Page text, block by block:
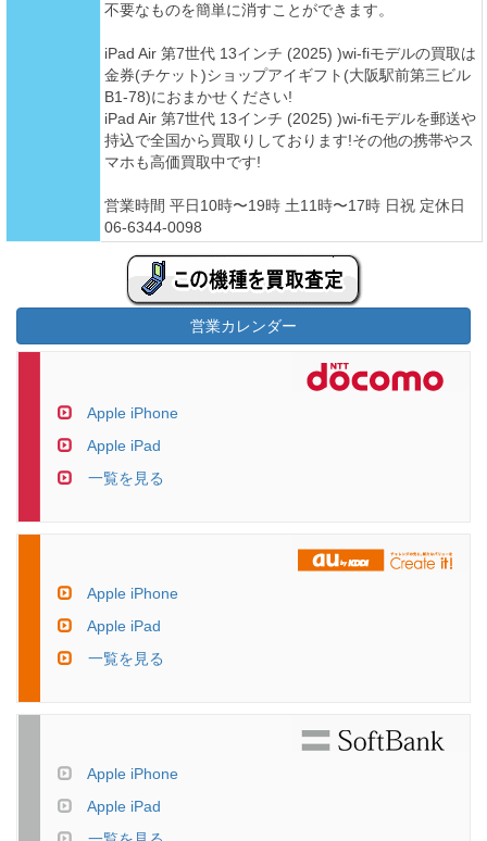
不要なものを簡単に消すことができます。
iPad Air 第7世代 13インチ (2025) )wi-fiモデルの買取は
金券(チケット)ショップアイギフト(大阪駅前第三ビル
B1-78)におまかせください!
iPad Air 第7世代 13インチ (2025) )wi-fiモデルを郵送や
持込で全国から買取りしております!その他の携帯やス
マホも高価買取中です!
営業時間 平日10時〜19時 土11時〜17時 日祝 定休日
06-6344-0098
営業カレンダー
Apple iPhone
Apple iPad
一覧を見る
Apple iPhone
Apple iPad
一覧を見る
Apple iPhone
Apple iPad